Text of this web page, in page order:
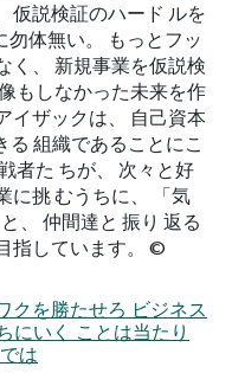
仮説検証のハード ルを
体無い。 もっとフッ
く、 新規事業を仮説検
もしなかった未来を作
イザックは、 自己資本
る 組織であることにこ
者た ちが、 次々と好
に挑 むうちに、 「気
、 仲間達と 振り 返る
指しています。 ©
を勝たせろ ビジネス
にいく ことは当たり
は